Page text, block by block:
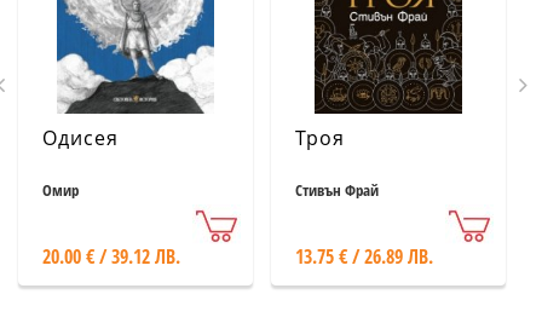
Одисея
Омир
20.00 € / 39.12 ЛВ.
Троя
Стивън Фрай
13.75 € / 26.89 ЛВ.